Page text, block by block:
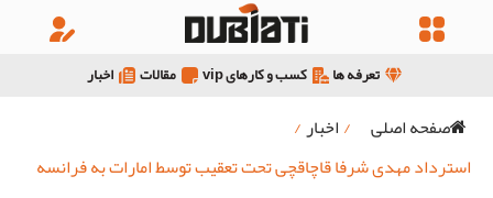
تعرفه ها کسب و کارهای vip مقالات اخبار
صفحه اصلی /اخبار/
استرداد مهدی شرفا قاچاقچی تحت تعقیب توسط امارات به فرانسه